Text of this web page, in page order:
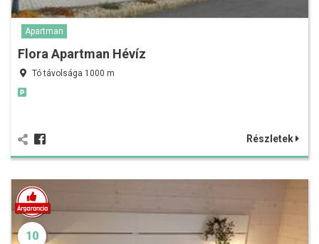
Apartman
Flora Apartman Hévíz
Tó távolsága 1000 m
Részletek
10